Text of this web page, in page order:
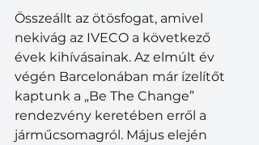
Összeállt az ötösfogat, amivel
nekivág az IVECO a következő
évek kihívásainak. Az elmúlt év
végén Barcelonában már ízelítőt
kaptunk a „Be The Change”
rendezvény keretében erről a
járműcsomagról. Május elején